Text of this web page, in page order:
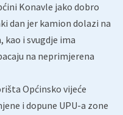
Konavle jako dobro
dan jer kamion dolazi na
kao i svugdje ima
na neprimjerena
Općinsko vijeće
i dopune UPU-a zone